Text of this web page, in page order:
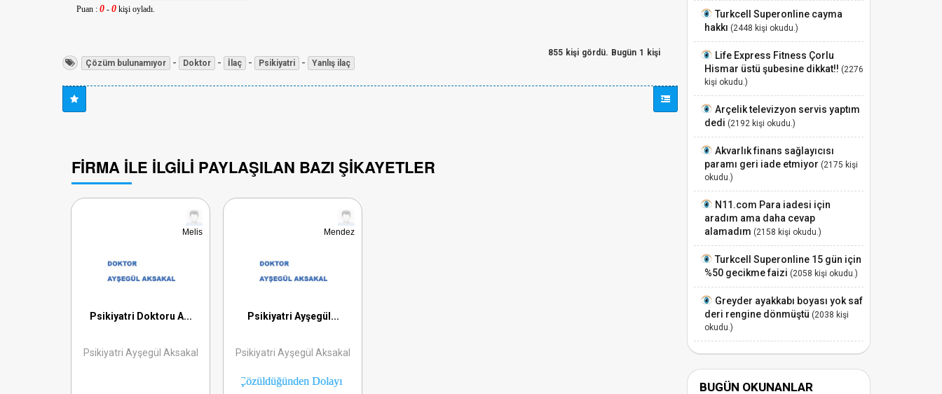
Puan : 0 - 0 kişi oyladı.
Çözüm bulunamıyor - Doktor - İlaç - Psikiyatri - Yanlış ilaç
855 kişi gördü. Bugün 1 kişi
FIRMA ILE İLGILI PAYLAŞILAN BAZI ŞIKAYETLER
Melis
Psikiyatri Doktoru A...
Psikiyatri Ayşegül Aksakal
Mendez
Psikiyatri Ayşegül...
Psikiyatri Ayşegül Aksakal
Kullanıcımızın Isteği Üzerine Şikayeti Çözüldüğünden Dolayı Yayından Kaldırılmıştır
Turkcell Superonline cayma
hakkı (2448 kişi okudu.)
Life Express Fitness Çorlu
Hismar üstü şubesine dikkat!! (2276
kişi okudu.)
Arçelik televizyon servis yaptım
dedi (2192 kişi okudu.)
Akvarlık finans sağlayıcısı
paramı geri iade etmiyor (2175 kişi
okudu.)
N11.com Para iadesi için
aradım ama daha cevap
alamadım (2158 kişi okudu.)
Turkcell Superonline 15 gün için
%50 gecikme faizi (2058 kişi okudu.)
Greyder ayakkabı boyası yok saf
deri rengine dönmüştü (2038 kişi
okudu.)
BUGÜN OKUNANLAR